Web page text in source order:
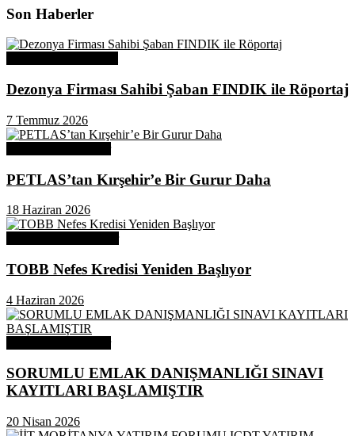
Son Haberler
Dezonya Firması Sahibi Şaban FINDIK ile Röportaj
7 Temmuz 2026
PETLAS’tan Kırşehir’e Bir Gurur Daha
18 Haziran 2026
TOBB Nefes Kredisi Yeniden Başlıyor
4 Haziran 2026
SORUMLU EMLAK DANIŞMANLIĞI SINAVI
KAYITLARI BAŞLAMIŞTIR
20 Nisan 2026